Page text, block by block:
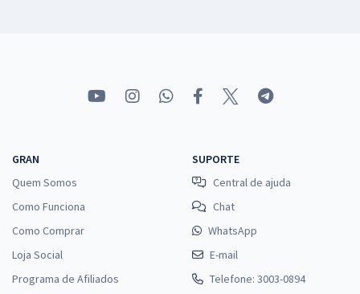
GRAN
Quem Somos
Como Funciona
Como Comprar
Loja Social
Programa de Afiliados
SUPORTE
Central de ajuda
Chat
WhatsApp
E-mail
Telefone: 3003-0894